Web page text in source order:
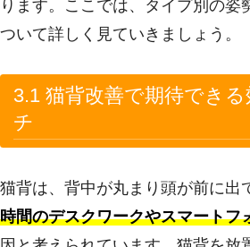
ります。ここでは、タイプ別の姿
ついて詳しく見ていきましょう。
3.1 猫背改善で期待でき
チ
猫背は、背中が丸まり頭が前に出
時間のデスクワークやスマートフ